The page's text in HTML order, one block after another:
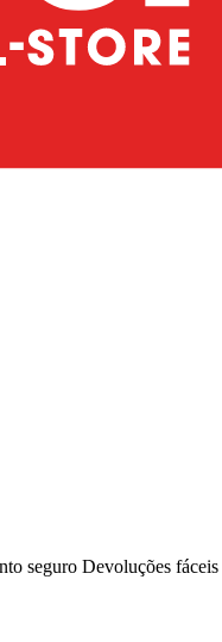
seguro Devoluções fáceis